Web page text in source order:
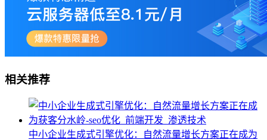
相关推荐
中小企业生成式引擎优化：自然流量增长方案正在成为